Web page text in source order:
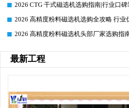
2026 CTG 干式磁选机选购指南|行业口
2026 高精度粉料磁选机选购全攻略 行
2026 高精度粉料磁选机头部厂家选购指
最新工程